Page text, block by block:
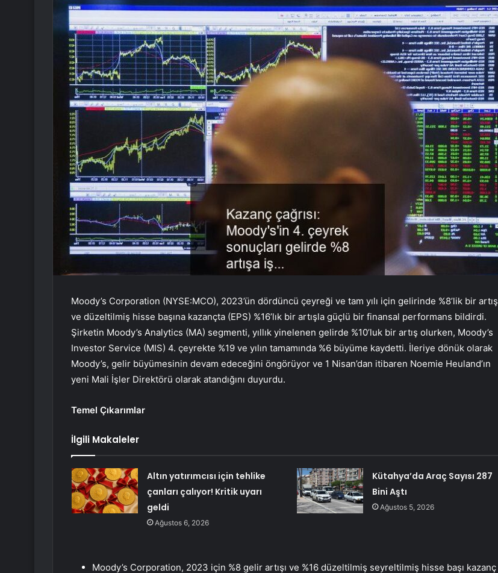
Moody’s Corporation (NYSE:MCO), 2023’ün dördüncü çeyreği ve tam yılı için gelirinde %8’lik bir artış
ve düzeltilmiş hisse başına kazançta (EPS) %16’lık bir artışla güçlü bir finansal performans bildirdi.
Şirketin Moody’s Analytics (MA) segmenti, yıllık yinelenen gelirde %10’luk bir artış olurken, Moody’s
Investor Service (MIS) 4. çeyrekte %19 ve yılın tamamında %6 büyüme kaydetti. İleriye dönük olarak
Moody’s, gelir büyümesinin devam edeceğini öngörüyor ve 1 Nisan’dan itibaren Noemie Heuland’ın
yeni Mali İşler Direktörü olarak atandığını duyurdu.
Temel Çıkarımlar
İlgili Makaleler
Altın yatırımcısı için tehlike
çanları çalıyor! Kritik uyarı
geldi
Ağustos 6, 2026
Kütahya’da Araç Sayısı 287
Bini Aştı
Ağustos 5, 2026
Moody’s Corporation, 2023 için %8 gelir artışı ve %16 düzeltilmiş seyreltilmiş hisse başı kazanç